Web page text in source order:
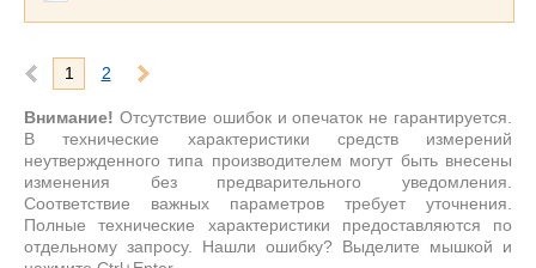
1 2
Внимание! Отсутствие ошибок и опечаток не гарантируется.
В технические характеристики средств измерений
неутвержденного типа производителем могут быть внесены
изменения без предварительного уведомления.
Соответствие важных параметров требует уточнения.
Полные технические характеристики предоставляются по
отдельному запросу. Нашли ошибку? Выделите мышкой и